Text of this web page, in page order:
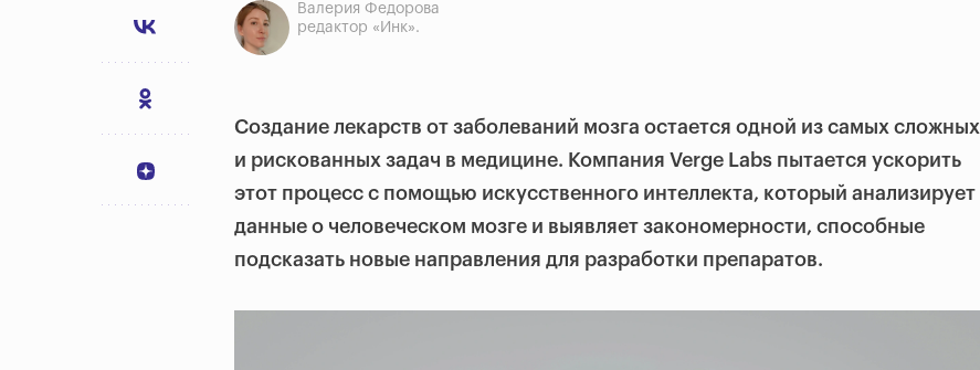
Валерия Федорова
редактор «Инк».
Создание лекарств от заболеваний мозга остается одной из самых сложных
и рискованных задач в медицине. Компания Verge Labs пытается ускорить
этот процесс с помощью искусственного интеллекта, который анализирует
данные о человеческом мозге и выявляет закономерности, способные
подсказать новые направления для разработки препаратов.